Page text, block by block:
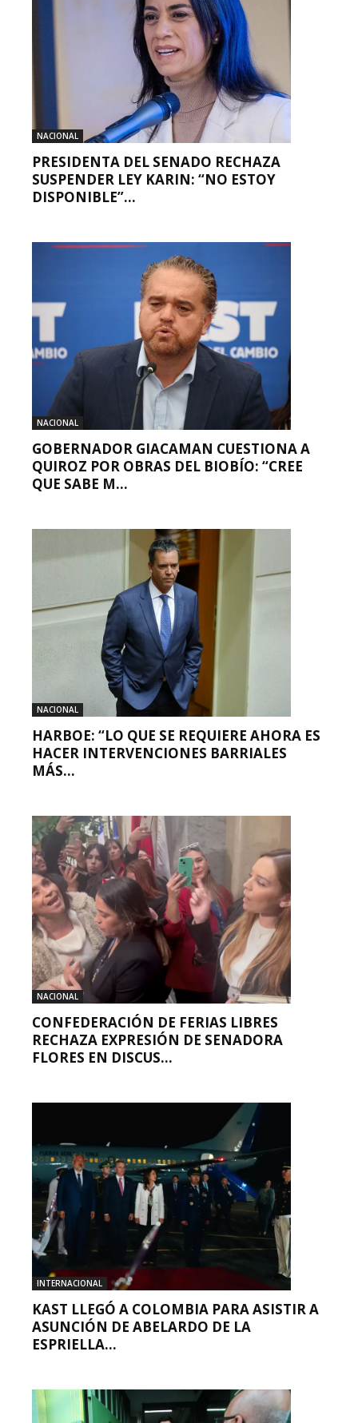
NACIONAL
PRESIDENTA DEL SENADO RECHAZA
SUSPENDER LEY KARIN: “NO ESTOY
DISPONIBLE”...
NACIONAL
GOBERNADOR GIACAMAN CUESTIONA A
QUIROZ POR OBRAS DEL BIOBÍO: “CREE
QUE SABE M...
NACIONAL
HARBOE: “LO QUE SE REQUIERE AHORA ES
HACER INTERVENCIONES BARRIALES
MÁS...
NACIONAL
CONFEDERACIÓN DE FERIAS LIBRES
RECHAZA EXPRESIÓN DE SENADORA
FLORES EN DISCUS...
INTERNACIONAL
KAST LLEGÓ A COLOMBIA PARA ASISTIR A
ASUNCIÓN DE ABELARDO DE LA
ESPRIELLA...